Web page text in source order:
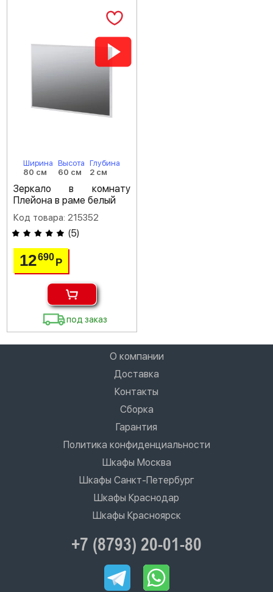
Ширина
80 см
Высота
60 см
Глубина
2 см
Зеркало в комнату
Плейона в раме белый
Код товара: 215352
(5)
12690Р
под заказ
О компании
Доставка
Контакты
Сборка
Гарантия
Политика конфиденциальности
Шкафы Москва
Шкафы Санкт-Петербург
Шкафы Краснодар
Шкафы Красноярск
+7 (8793) 20-01-80